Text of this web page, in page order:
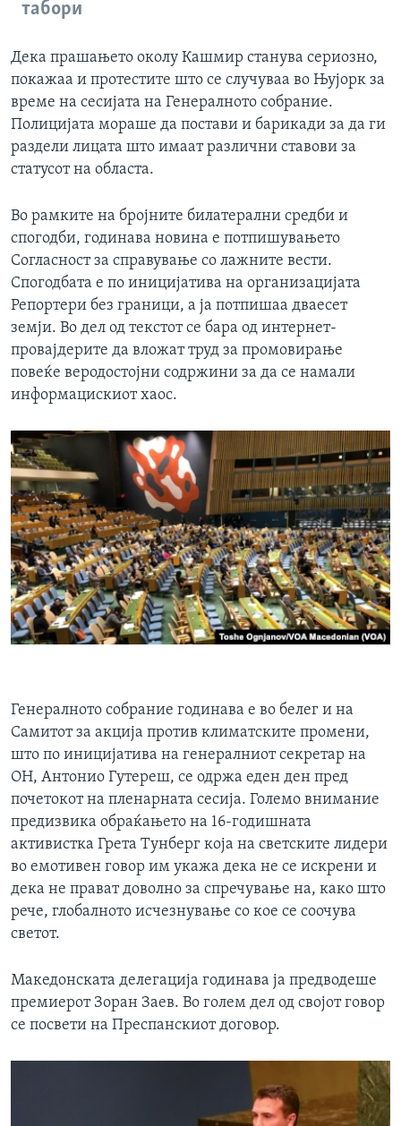
табори
Дека прашањето околу Кашмир станува сериозно,
покажаа и протестите што се случуваа во Њујорк за
време на сесијата на Генералното собрание.
Полицијата мораше да постави и барикади за да ги
раздели лицата што имаат различни ставови за
статусот на областа.
Во рамките на бројните билатерални средби и
спогодби, годинава новина е потпишувањето
Согласност за справување со лажните вести.
Спогодбата е по иницијатива на организацијата
Репортери без граници, а ја потпишаа дваесет
земји. Во дел од текстот се бара од интернет-
провајдерите да вложат труд за промовирање
повеќе веродостојни содржини за да се намали
информацискиот хаос.
Генералното собрание годинава е во белег и на
Самитот за акција против климатските промени,
што по иницијатива на генералниот секретар на
ОН, Антонио Гутереш, се одржа еден ден пред
почетокот на пленарната сесија. Големо внимание
предизвика обраќањето на 16-годишната
активистка Грета Тунберг која на светските лидери
во емотивен говор им укажа дека не се искрени и
дека не прават доволно за спречување на, како што
рече, глобалното исчезнување со кое се соочува
светот.
Македонската делегација годинава ја предводеше
премиерот Зоран Заев. Во голем дел од својот говор
се посвети на Преспанскиот договор.